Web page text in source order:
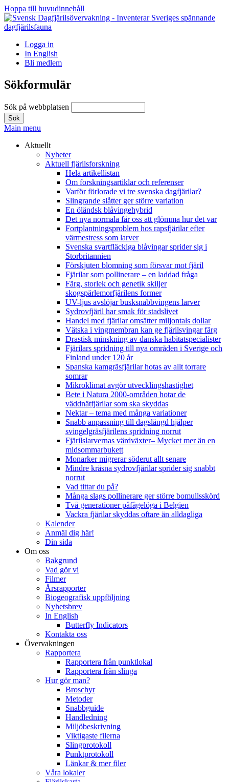
Hoppa till huvudinnehåll
Logga in
In English
Bli medlem
Sökformulär
Sök på webbplatsen
Main menu
Aktuellt
Nyheter
Aktuell fjärilsforskning
Hela artikellistan
Om forskningsartiklar och referenser
Varför förlorade vi tre svenska dagfjärilar?
Slingrande slåtter ger större variation
En öländsk blåvingehybrid
Det nya normala får oss att glömma hur det var
Fortplantningsproblem hos rapsfjärilar efter
värmestress som larver
Svenska svartfläckiga blåvingar sprider sig i
Storbritannien
Förskjuten blomning som försvar mot fjäril
Fjärilar som pollinerare – en laddad fråga
Färg, storlek och genetik skiljer
skogspärlemorfjärilens former
UV-ljus avslöjar busksnabbvingens larver
Sydrovfjäril har smak för stadslivet
Handel med fjärilar omsätter miljontals dollar
Vätska i vingmembran kan ge fjärilsvingar färg
Drastisk minskning av danska habitatspecialister
Fjärilars spridning till nya områden i Sverige och
Finland under 120 år
Spanska kamgräsfjärilar hotas av allt torrare
somrar
Mikroklimat avgör utvecklingshastighet
Bete i Natura 2000-områden hotar de
väddnätfjärilar som ska skyddas
Nektar – tema med många variationer
Snabb anpassning till dagslängd hjälper
svingelgräsfjärilens spridning norrut
Fjärilslarvernas värdväxter– Mycket mer än en
midsommarbukett
Monarker migrerar söderut allt senare
Mindre kräsna sydrovfjärilar sprider sig snabbt
norrut
Vad tittar du på?
Många slags pollinerare ger större bomullsskörd
Två generationer påfågelöga i Belgien
Vackra fjärilar skyddas oftare än alldagliga
Kalender
Anmäl dig här!
Din sida
Om oss
Bakgrund
Vad gör vi
Filmer
Årsrapporter
Biogeografisk uppföljning
Nyhetsbrev
In English
Butterfly Indicators
Kontakta oss
Övervakningen
Rapportera
Rapportera från punktlokal
Rapportera från slinga
Hur gör man?
Broschyr
Metoder
Snabbguide
Handledning
Miljöbeskrivning
Viktigaste filerna
Slingprotokoll
Punktprotokoll
Länkar & mer filer
Våra lokaler